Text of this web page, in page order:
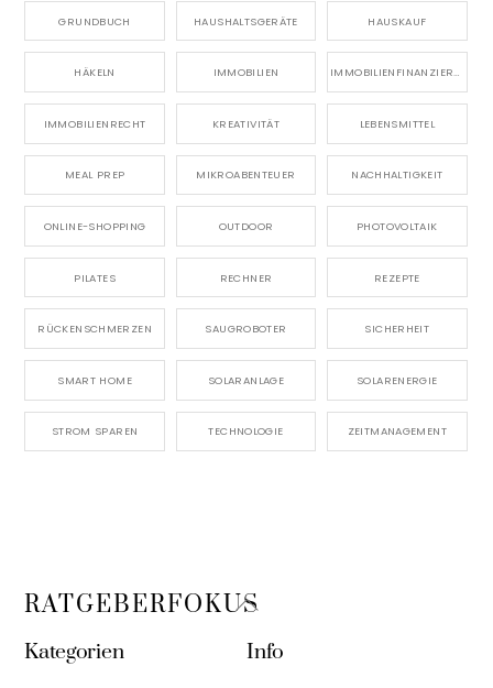
GRUNDBUCH HAUSHALTSGERÄTE HAUSKAUF
HÄKELN IMMOBILIEN IMMOBILIENFINANZIERUNG
IMMOBILIENRECHT KREATIVITÄT LEBENSMITTEL
MEAL PREP MIKROABENTEUER NACHHALTIGKEIT
ONLINE-SHOPPING OUTDOOR PHOTOVOLTAIK
PILATES RECHNER REZEPTE
RÜCKENSCHMERZEN SAUGROBOTER SICHERHEIT
SMART HOME SOLARANLAGE SOLARENERGIE
STROM SPAREN TECHNOLOGIE ZEITMANAGEMENT
Back
Top
RATGEBERFOKUS
Kategorien Info